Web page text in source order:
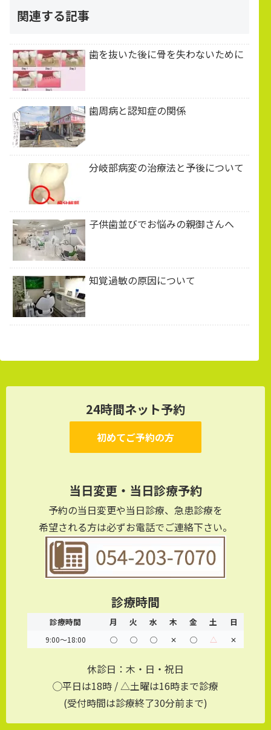
関連する記事
歯を抜いた後に骨を失わないために
歯周病と認知症の関係
分岐部病変の治療法と予後について
子供歯並びでお悩みの親御さんへ
知覚過敏の原因について
24時間ネット予約
初めてご予約の方
当日変更・当日診療予約
予約の当日変更や当日診療、急患診療を
希望される方は必ずお電話でご連絡下さい。
診療時間
診療時間 月 火 水 木 金 土 日
9:00～18:00 ◯ ◯ ◯ ✕ ◯ △ ✕
休診日：木・日・祝日
◯平日は18時 / △土曜は16時まで診療
(受付時間は診療終了30分前まで)